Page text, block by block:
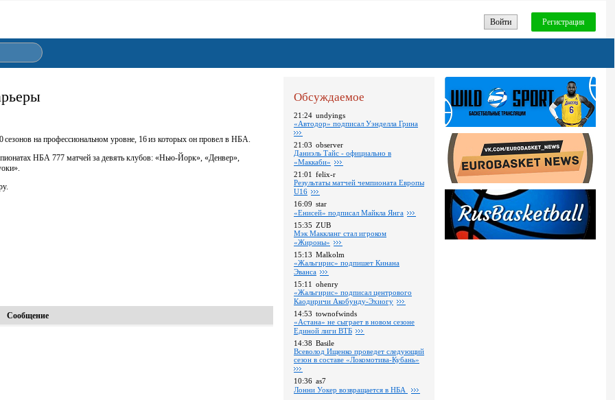
Войти Регистрация
на профессиональном уровне, 16 из которых он провел в НБА.
НБА 777 матчей за девять клубов: «Нью‑Йорк», «Денвер»,
Сообщение
Обсуждаемое
21:24 undyings
«Автодор» подписал Уэнделла Грина
21:03 observer
Даниэль Тайс - официально в
«Маккаби»
21:01 felix-r
Pезультаты матчей чемпионата Европы
U16
16:09 star
«Енисей» подписал Майкла Янга
15:35 ZUB
Мэк Маккланг стал игроком
«Жироны»
15:13 Malkolm
«Жальгирис» подпишет Кинана
Эванса
15:11 ohenry
«Жальгирис» подписал центрового
Каодиричи Акобунду-Эхиогу
14:53 townofwinds
«Астана» не сыграет в новом сезоне
Единой лиги ВТБ
14:38 Basile
Всеволод Ищенко проведет следующий
сезон в составе «Локомотива-Кубань»
10:36 as7
Лонни Уокер возвращается в НБА